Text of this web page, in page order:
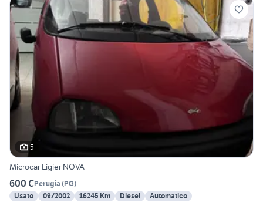
5
Microcar Ligier NOVA
600 €Perugia (PG)
Usato
09/2002 16245 Km Diesel Automatico